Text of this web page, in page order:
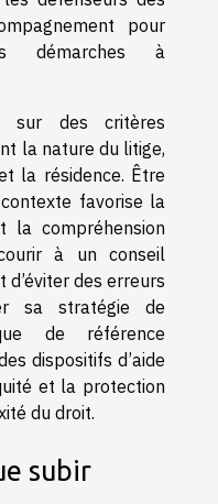
pour
démarches à
sur des critères
la nature du litige,
la résidence. Être
favorise la
la compréhension
à un conseil
des erreurs
sa stratégie de
de référence
dispositifs d’aide
et la protection
du droit.
subir